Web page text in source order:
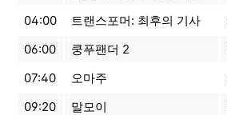
04:00
트랜스포머: 최후의 기사
06:00
쿵푸팬더 2
07:40
오마주
09:20
말모이